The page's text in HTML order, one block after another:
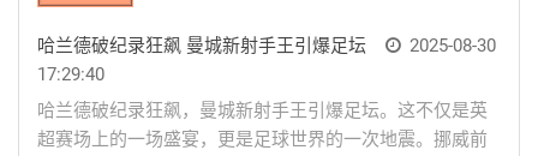
哈兰德破纪录狂飙 曼城新射手王引爆足坛
2025-08-30
17:29:40
哈兰德破纪录狂飙，曼城新射手王引爆足坛。这不仅是英
超赛场上的一场盛宴，更是足球世界的一次地震。挪威前